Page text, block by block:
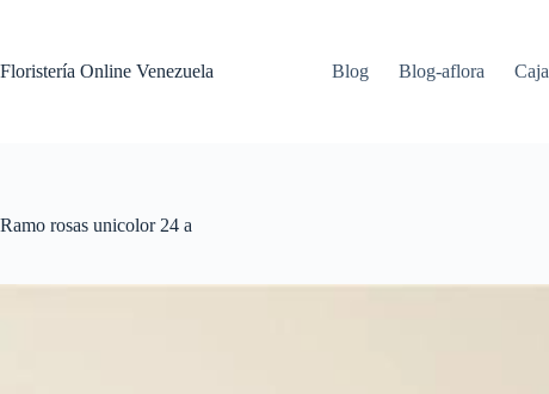
Floristería Online Venezuela Blog Blog-aflora Caja
Ramo rosas unicolor 24 a